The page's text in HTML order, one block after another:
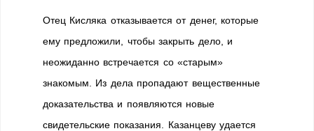
Отец Кисляка отказывается от денег, которые
ему предложили, чтобы закрыть дело, и
неожиданно встречается со «старым»
знакомым. Из дела пропадают вещественные
доказательства и появляются новые
свидетельские показания. Казанцеву удается